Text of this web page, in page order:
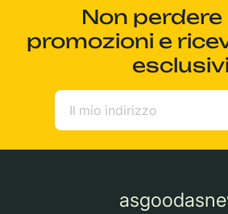
Non
promozioni e